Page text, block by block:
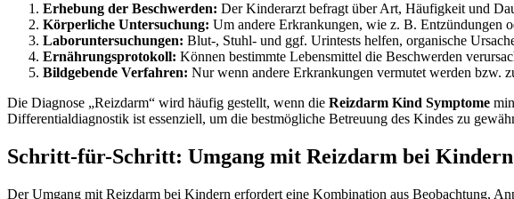
Erhebung der Beschwerden: Der Kinderarzt befragt über Art, Häufigkeit und
Körperliche Untersuchung: Um andere Erkrankungen, wie z. B. Entzündungen
Laboruntersuchungen: Blut-, Stuhl- und ggf. Urintests helfen, organische
Ernährungsprotokoll: Können bestimmte Lebensmittel die Beschwerden
Bildgebende Verfahren: Nur wenn andere Erkrankungen vermutet werden bzw.
Die Diagnose „Reizdarm“ wird häufig gestellt, wenn die Reizdarm Kind Symptome
Differentialdiagnostik ist essenziell, um die bestmögliche Betreuung des Kindes zu
Schritt-für-Schritt: Umgang mit Reizdarm bei
Der Umgang mit Reizdarm bei Kindern erfordert eine Kombination aus Beobachtung,